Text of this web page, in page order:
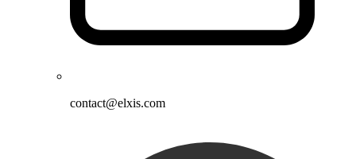
contact@elxis.com